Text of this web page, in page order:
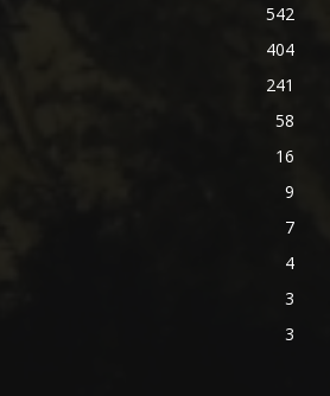
542
404
241
58
16
9
7
4
3
3